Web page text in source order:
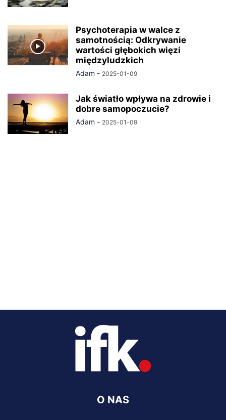
Psychoterapia w walce z
samotnością: Odkrywanie
wartości głębokich więzi
międzyludzkich
Adam - 2025-01-09
Jak światło wpływa na zdrowie i
dobre samopoczucie?
Adam - 2025-01-09
O NAS